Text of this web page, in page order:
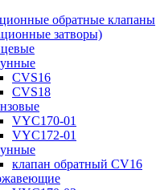
обратные клапаны
затворы)
CVS16
CVS18
VYC170-01
VYC172-01
клапан обратный CV16